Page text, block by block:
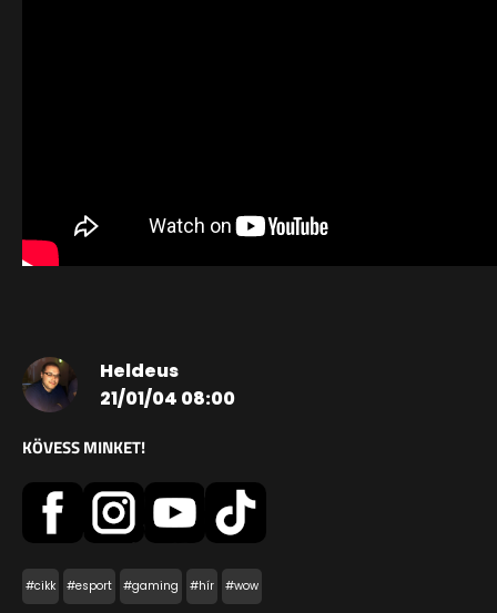
Heldeus
21/01/04 08:00
KÖVESS MINKET!
#cikk #esport #gaming #hír #wow